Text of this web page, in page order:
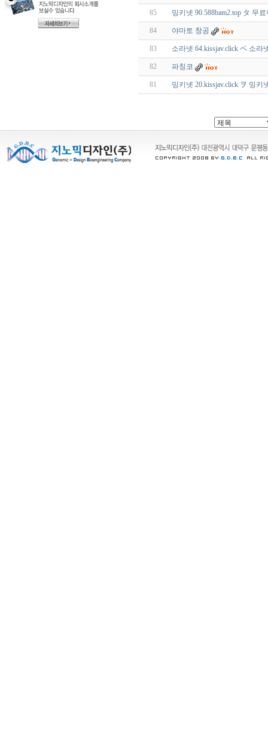
85 밍키넷 90.588bam2.top タ 무
84 야마토 창공
83 소라넷 64.kissjav.click ペ 소
82 파칭코
81 밍키넷 20.kissjav.click ヲ 밍